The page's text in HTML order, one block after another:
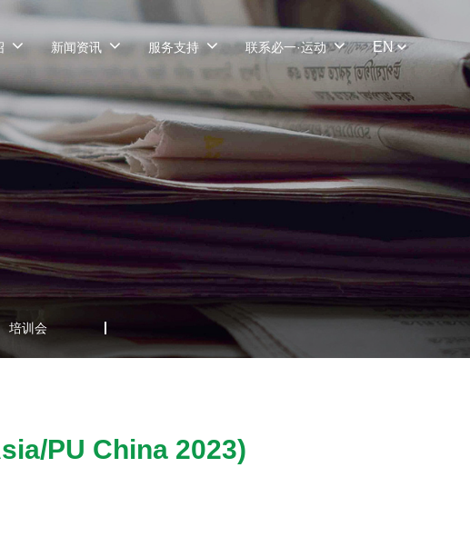
新闻资讯 服务支持 联系必一·运动 EN
培训会
PU China 2023)